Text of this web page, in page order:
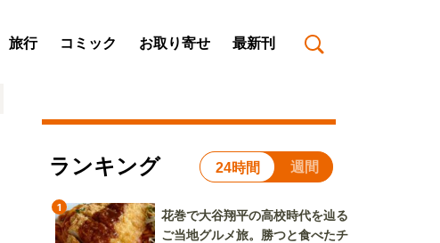
旅行 コミック お取り寄せ 最新刊
ランキング 24時間 週間
1
花巻で大谷翔平の高校時代を辿る
ご当地グルメ旅。勝つと食べたチ